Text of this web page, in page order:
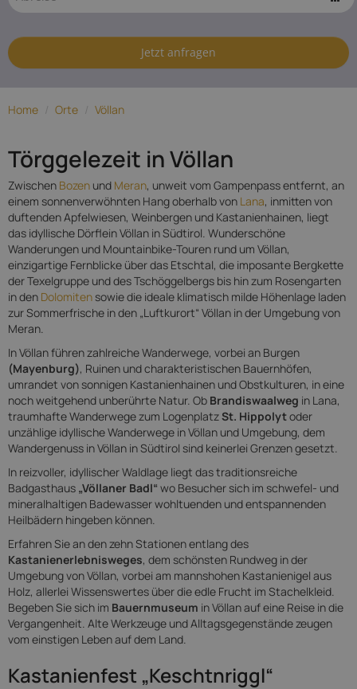
Hotels in
Völlan Jetzt anfragen
Home / Orte / Völlan
Törggelezeit in Völlan
Zwischen Bozen und Meran, unweit vom Gampenpass entfernt, an
einem sonnenverwöhnten Hang oberhalb von Lana, inmitten von
duftenden Apfelwiesen, Weinbergen und Kastanienhainen, liegt
das idyllische Dörflein Völlan in Südtirol. Wunderschöne
Wanderungen und Mountainbike-Touren rund um Völlan,
einzigartige Fernblicke über das Etschtal, die imposante Bergkette
der Texelgruppe und des Tschöggelbergs bis hin zum Rosengarten
in den Dolomitensowie die ideale klimatisch milde Höhenlage laden
zur Sommerfrische in den „Luftkurort“ Völlan in der Umgebung von
Meran.
In Völlan führen zahlreiche Wanderwege, vorbei an Burgen
(Mayenburg), Ruinen und charakteristischen Bauernhöfen,
umrandet von sonnigen Kastanienhainen und Obstkulturen, in eine
noch weitgehend unberührte Natur. Ob Brandiswaalweg in Lana,
traumhafte Wanderwege zum LogenplatzSt. Hippolytoder
unzählige idyllische Wanderwege in Völlan und Umgebung, dem
Wandergenuss in Völlan in Südtirol sind keinerlei Grenzen gesetzt.
In reizvoller, idyllischer Waldlage liegt das traditionsreiche
Badgasthaus „Völlaner Badl“ wo Besucher sich im schwefel- und
mineralhaltigen Badewasser wohltuenden und entspannenden
Heilbädern hingeben können.
Erfahren Sie an den zehn Stationen entlang des
Kastanienerlebnisweges, dem schönsten Rundweg in der
Umgebung von Völlan, vorbei am mannshohen Kastanienigel aus
Holz, allerlei Wissenswertes über die edle Frucht im Stachelkleid.
Begeben Sie sich im Bauernmuseum in Völlan auf eine Reise in die
Vergangenheit. Alte Werkzeuge und Alltagsgegenstände zeugen
vom einstigen Leben auf dem Land.
Kastanienfest „Keschtnriggl“